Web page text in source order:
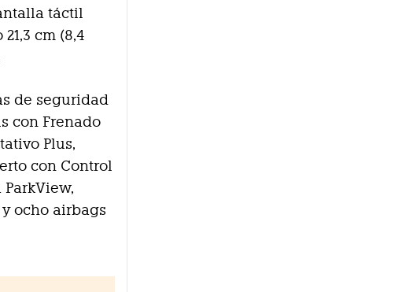
táctil
cm (8,4
de seguridad
con Frenado
Plus,
con Control
ocho airbags